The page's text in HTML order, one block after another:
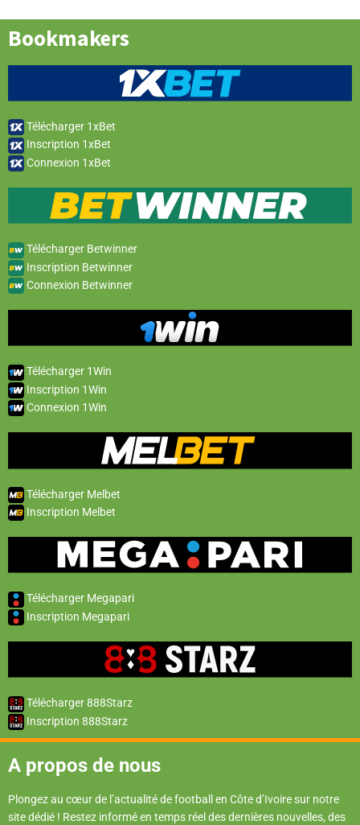
Bookmakers
Télécharger 1xBet
Inscription 1xBet
Connexion 1xBet
Télécharger Betwinner
Inscription Betwinner
Connexion Betwinner
Télécharger 1Win
Inscription 1Win
Connexion 1Win
Télécharger Melbet
Inscription Melbet
Télécharger Megapari
Inscription Megapari
Télécharger 888Starz
Inscription 888Starz
A propos de nous
Plongez au cœur de l’actualité de football en Côte d’Ivoire sur notre
site dédié ! Restez informé en temps réel des dernières nouvelles, des